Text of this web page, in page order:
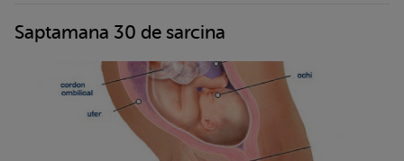
Saptamana 30 de sarcina